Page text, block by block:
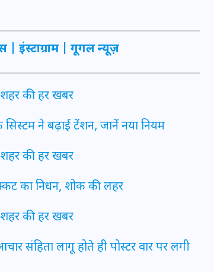
इंस्टाग्राम गूगल न्यूज़
की हर खबर
ने बढ़ाई टेंशन, जानें नया नियम
की हर खबर
का निधन, शोक की लहर
की हर खबर
संहिता लागू होते ही पोस्टर वार पर लगी
16 दिसम्बर 2025
कमरे में बिना बिजली-पंखे
4 साल, उसे देख भावुक